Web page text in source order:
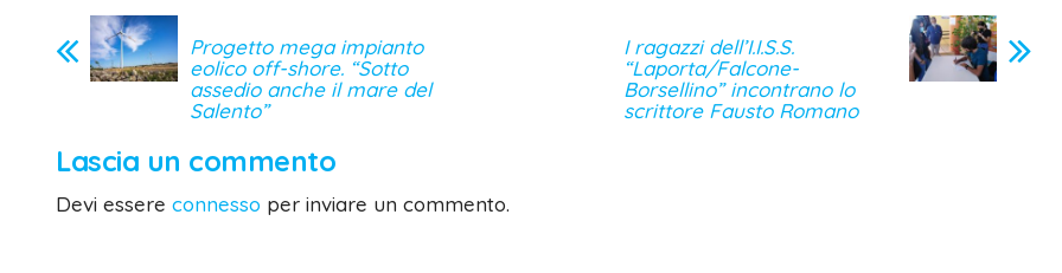
Progetto mega impianto
eolico off-shore. “Sotto
assedio anche il mare del
Salento”
I ragazzi dell’I.I.S.S.
“Laporta/Falcone-
Borsellino” incontrano lo
scrittore Fausto Romano
Lascia un commento
Devi essere connesso per inviare un commento.